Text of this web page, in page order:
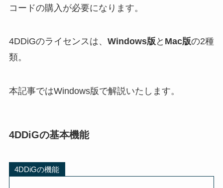
コードの購入が必要になります。
4DDiGのライセンスは、 Windows版 と Mac版の2種
類。
本記事ではWindows版で解説いたします。
4DDiGの基本機能
4DDiGの機能